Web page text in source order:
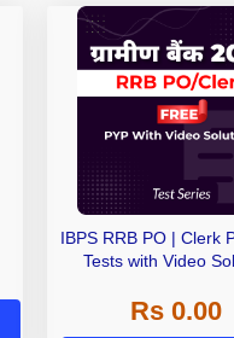
IBPS RRB PO | Clerk
Tests with Video
Rs 0.00